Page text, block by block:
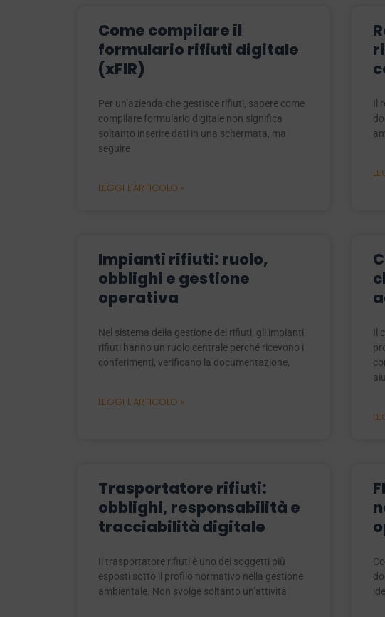
Come compilare il
formulario rifiuti digitale
(xFIR)
Per un’azienda che gestisce rifiuti, sapere come
compilare formulario digitale non significa
soltanto inserire dati in una schermata, ma
seguire
LEGGI L'ARTICOLO »
Il
Impianti rifiuti: ruolo,
obblighi e gestione
operativa
Nel sistema della gestione dei rifiuti, gli impianti
rifiuti hanno un ruolo centrale perché ricevono i
conferimenti, verificano la documentazione,
LEGGI L'ARTICOLO »
Il
Trasportatore rifiuti:
obblighi, responsabilità e
tracciabilità digitale
Il trasportatore rifiuti è uno dei soggetti più
esposti sotto il profilo normativo nella gestione
ambientale. Non svolge soltanto un’attività